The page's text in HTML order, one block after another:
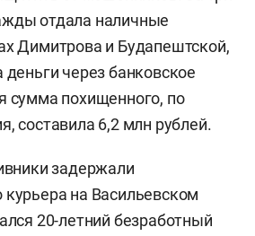
отдала наличные
Димитрова и Будапештской,
через банковское
сумма похищенного, по
составила 6,2 млн рублей.
задержали
курьера на Васильевском
20-летний безработный